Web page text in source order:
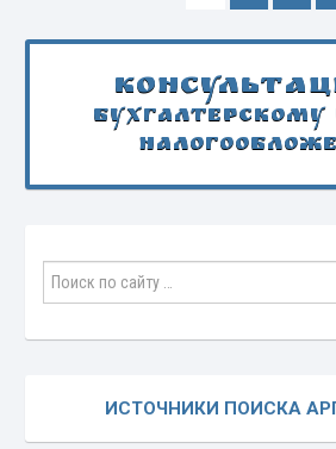
бухгалтерскому
ИСТОЧНИКИ ПОИСКА